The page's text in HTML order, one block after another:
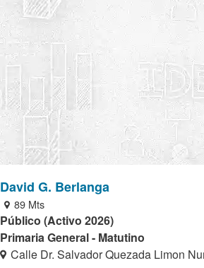
David G. Berlanga
89 Mts
Público (Activo 2026)
Primaria General - Matutino
Calle Dr. Salvador Quezada Limon